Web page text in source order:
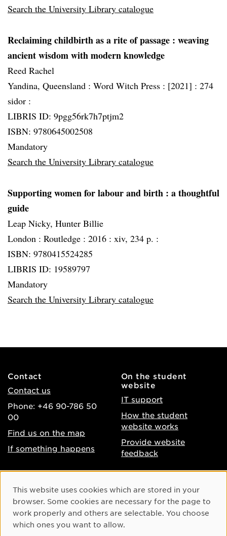
Search the University Library catalogue
Reclaiming childbirth as a rite of passage : weaving
ancient wisdom with modern knowledge
Reed Rachel
Yandina, Queensland : Word Witch Press : [2021] : 274
sidor :
LIBRIS ID: 9pgg56rk7h7ptjm2
ISBN: 9780645002508
Mandatory
Search the University Library catalogue
Supporting women for labour and birth : a thoughtful
guide
Leap Nicky, Hunter Billie
London : Routledge : 2016 : xiv, 234 p. :
ISBN: 9780415524285
LIBRIS ID: 19589797
Mandatory
Search the University Library catalogue
Contact
Contact us
Phone: +46 90-786 50
00
Find us on the map
If something happens
On the student
website
IT support
How the student
website works
Provide website
feedback
Accessibility of umu.se
Processing of personal
data
Instagram
Youtube
Cookie Consent
This website uses cookies which are stored in your
browser. Some cookies are necessary for the page to
work properly and others are selectable. You choose
which ones you want to allow.